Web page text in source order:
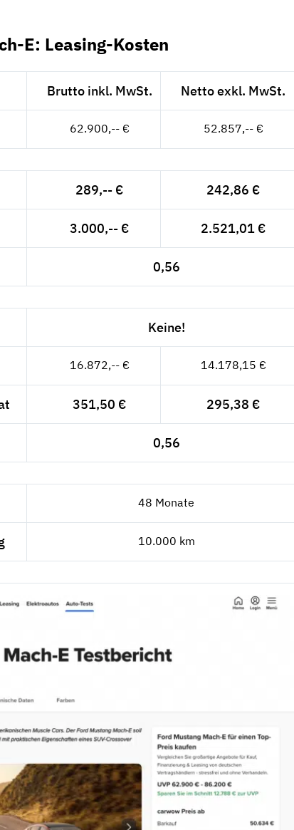
E: Leasing-Kosten
Brutto inkl. MwSt. Netto exkl. MwSt.
62.900,-- € 52.857,-- €
289,-- € 242,86 €
3.000,-- € 2.521,01 €
0,56
Keine!
16.872,-- € 14.178,15 €
351,50 € 295,38 €
0,56
48 Monate
10.000 km